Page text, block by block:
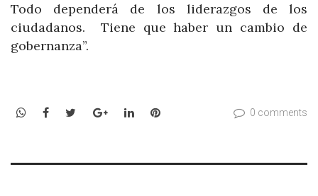
Todo dependerá de los liderazgos de los
ciudadanos. Tiene que haber un cambio de
gobernanza”.
WhatsApp
Facebook
TwitterGoogle+LinkedInPinterest 0 comments